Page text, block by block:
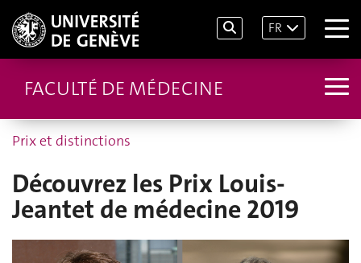
FR
FACULTÉ DE MÉDECINE
Prix et distinctions
Découvrez les Prix Louis-
Jeantet de médecine 2019